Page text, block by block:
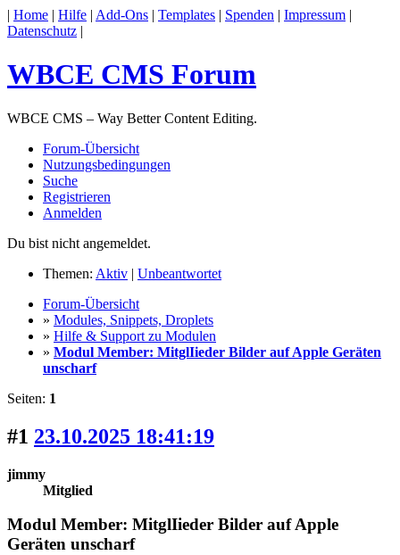
| Home | Hilfe | Add-Ons | Templates | Spenden | Impressum |
Datenschutz |
WBCE CMS Forum
WBCE CMS – Way Better Content Editing.
Forum-Übersicht
Nutzungsbedingungen
Suche
Registrieren
Anmelden
Du bist nicht angemeldet.
Themen: Aktiv | Unbeantwortet
Forum-Übersicht
» Modules, Snippets, Droplets
» Hilfe & Support zu Modulen
» Modul Member: MitglIieder Bilder auf Apple Geräten
unscharf
Seiten: 1
#1 23.10.2025 18:41:19
jimmy
Mitglied
Modul Member: MitglIieder Bilder auf Apple
Geräten unscharf